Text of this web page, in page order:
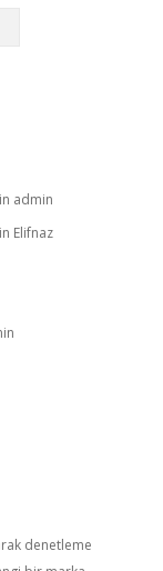
admin
Elifnaz
denetleme